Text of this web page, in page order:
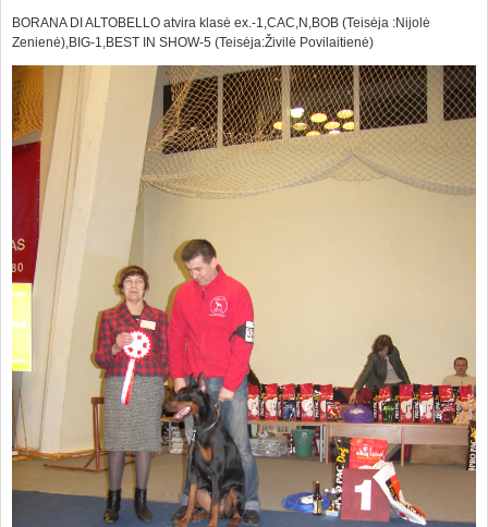
BORANA DI ALTOBELLO atvira klasė ex.-1,CAC,N,BOB (Teisėja :Nijolė
Zenienė),BIG-1,BEST IN SHOW-5 (Teisėja:Živilė Povilaitienė)